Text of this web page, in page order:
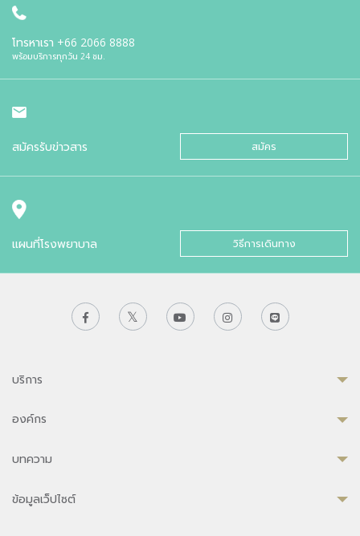
โทรหาเรา +66 2066 8888
พร้อมบริการทุกวัน 24 ชม.
สมัครรับข่าวสาร สมัคร
แผนที่โรงพยาบาล วิธีการเดินทาง
บริการ
องค์กร
บทความ
ข้อมูลเว็ปไซต์